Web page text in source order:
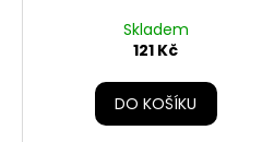
Skladem
121 Kč
DO KOŠÍKU